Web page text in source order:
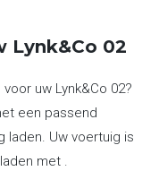
Lynk&Co 02
uw Lynk&Co 02?
een passend
laden. Uw voertuig is
met .